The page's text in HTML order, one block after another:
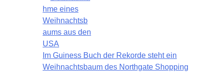
Im Guiness Buch der Rekorde steht ein
Weihnachtsbaum des Northgate Shopping